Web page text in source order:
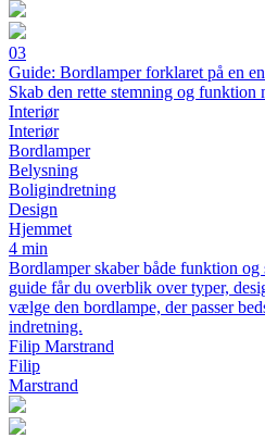
03
Guide: Bordlamper forklaret på en
Skab den rette stemning og funktion
Interiør
Interiør
Bordlamper
Belysning
Boligindretning
Design
Hjemmet
4 min
Bordlamper skaber både funktion
guide får du overblik over typer,
vælge den bordlampe, der passer
indretning.
Filip Marstrand
Filip
Marstrand